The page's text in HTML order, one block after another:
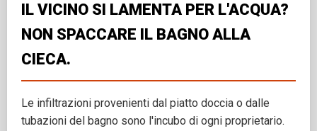
IL VICINO SI LAMENTA PER L'ACQUA?
NON SPACCARE IL BAGNO ALLA
CIECA.
Le infiltrazioni provenienti dal piatto doccia o dalle
tubazioni del bagno sono l'incubo di ogni proprietario.